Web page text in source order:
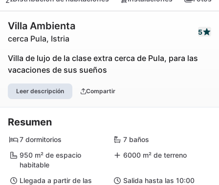
Villa Ambienta
cerca Pula, Istria
5
Villa de lujo de la clase extra cerca de Pula, para las
vacaciones de sus sueños
Leer descripción Compartir
Resumen
7 dormitorios
7 baños
950 m² de espacio
habitable
6000 m² de terreno
Llegada a partir de las
Salida hasta las 10:00